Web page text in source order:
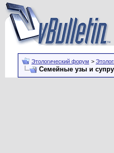
Этологический форум >
Семейные узы и